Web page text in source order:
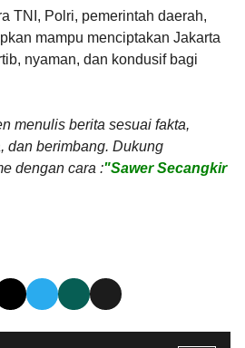
TNI, Polri, pemerintah daerah,
mampu menciptakan Jakarta
nyaman, dan kondusif bagi
menulis berita sesuai fakta,
dan berimbang. Dukung
dengan cara :"Sawer Secangkir